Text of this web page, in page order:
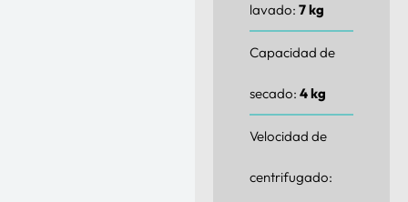
lavado: 7 kg
Capacidad de
secado: 4 kg
Velocidad de
centrifugado: